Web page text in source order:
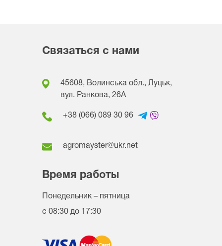
Связаться с нами
45608, Волинська обл., Луцьк,
вул. Ранкова, 26A
+38 (066) 089 30 96
agromayster@ukr.net
Время работы
Понедельник – пятница
с 08:30 до 17:30